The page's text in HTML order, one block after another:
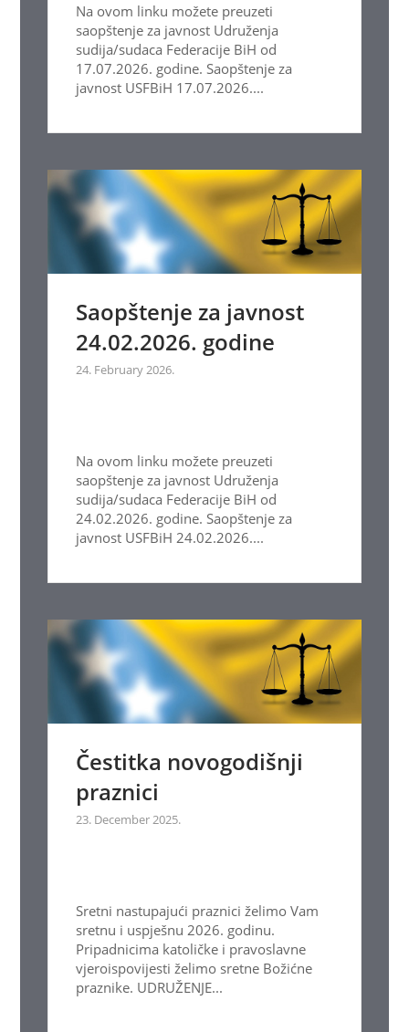
Na ovom linku možete preuzeti
saopštenje za javnost Udruženja
sudija/sudaca Federacije BiH od
17.07.2026. godine. Saopštenje za
javnost USFBiH 17.07.2026....
Saopštenje za javnost
24.02.2026. godine
24. February 2026.
Na ovom linku možete preuzeti
saopštenje za javnost Udruženja
sudija/sudaca Federacije BiH od
24.02.2026. godine. Saopštenje za
javnost USFBiH 24.02.2026....
Čestitka novogodišnji
praznici
23. December 2025.
Sretni nastupajući praznici želimo Vam
sretnu i uspješnu 2026. godinu.
Pripadnicima katoličke i pravoslavne
vjeroispovijesti želimo sretne Božićne
praznike. UDRUŽENJE...